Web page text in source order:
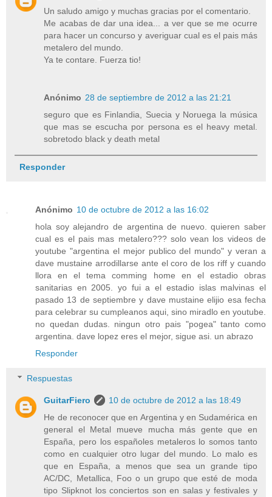
Un saludo amigo y muchas gracias por el comentario.
Me acabas de dar una idea... a ver que se me ocurre
para hacer un concurso y averiguar cual es el pais más
metalero del mundo.
Ya te contare. Fuerza tio!
Anónimo 28 de septiembre de 2012 a las 21:21
seguro que es Finlandia, Suecia y Noruega la música
que mas se escucha por persona es el heavy metal.
sobretodo black y death metal
Responder
Anónimo 10 de octubre de 2012 a las 16:02
hola soy alejandro de argentina de nuevo. quieren saber
cual es el pais mas metalero??? solo vean los videos de
youtube "argentina el mejor publico del mundo" y veran a
dave mustaine arrodillarse ante el coro de los riff y cuando
llora en el tema comming home en el estadio obras
sanitarias en 2005. yo fui a el estadio islas malvinas el
pasado 13 de septiembre y dave mustaine elijio esa fecha
para celebrar su cumpleanos aqui, sino miradlo en youtube.
no quedan dudas. ningun otro pais "pogea" tanto como
argentina. dave lopez eres el mejor, sigue asi. un abrazo
Responder
Respuestas
GuitarFiero
10 de octubre de 2012 a las 18:49
He de reconocer que en Argentina y en Sudamérica en
general el Metal mueve mucha más gente que en
España, pero los españoles metaleros lo somos tanto
como en cualquier otro lugar del mundo. Lo malo es
que en España, a menos que sea un grande tipo
AC/DC, Metallica, Foo o un grupo que esté de moda
tipo Slipknot los conciertos son en salas y festivales y